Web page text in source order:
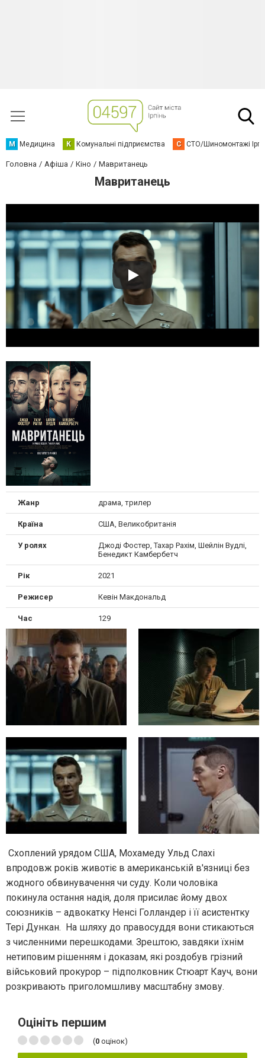
М Медицина К Комунальні підприємства С СТО/Шиномонтажі
Головна Афіша Кіно Мавританець
Мавританець
Жанр драма, трилер
Країна США, Великобританія
У ролях
Джоді Фостер, Тахар Рахім, Шейлін Вудлі,
Бенедикт Камбербетч
Рік 2021
Режисер Кевін Макдональд
Час 129
Схоплений урядом США, Мохамеду Ульд Слахі
впродовж років животіє в американській в'язниці без
жодного обвинувачення чи суду. Коли чоловіка
покинула остання надія, доля присилає йому двох
союзників – адвокатку Ненсі Голландер і її асистентку
Тері Дункан. На шляху до правосуддя вони стикаються
з численними перешкодами. Зрештою, завдяки їхнім
нетиповим рішенням і доказам, які роздобув грізний
військовий прокурор – підполковник Стюарт Кауч, вони
розкривають приголомшливу масштабну змову.
Оцініть першим
(0 оцінок)